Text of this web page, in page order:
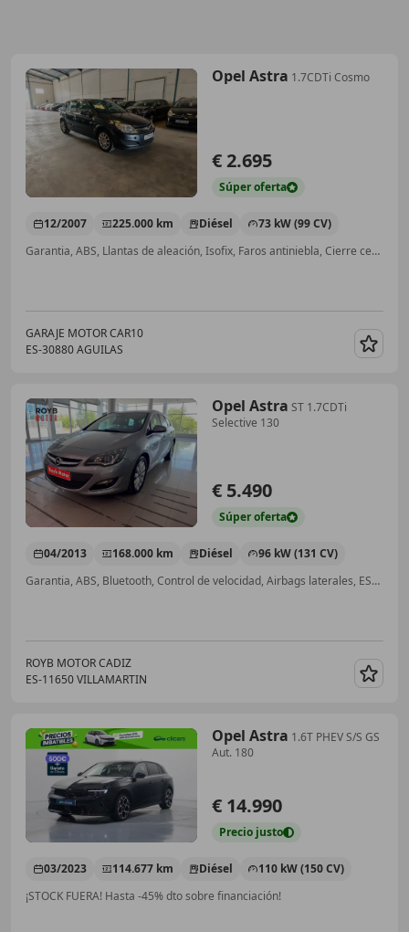
Opel Astra 1.7CDTi Cosmo
€ 2.695
Súperoferta
12/2007 225.000 km Diésel
73 kW (99 CV)
Garantia, ABS, Llantas de aleación, Isofix, Faros antiniebla, Cierre centralizado, Control de velocidad
GARAJE MOTOR CAR10
ES-30880 AGUILAS
Opel Astra ST 1.7CDTi
Selective 130
€ 5.490
Súperoferta
04/2013 168.000 km Diésel
96 kW (131 CV)
Garantia, ABS, Bluetooth, Control de velocidad, Airbags laterales, ESP, Isofix
ROYB MOTOR CADIZ
ES-11650 VILLAMARTIN
Opel Astra 1.6T PHEV S/S GS
Aut. 180
€ 14.990
Precio justo
03/2023 114.677 km Diésel
110 kW (150 CV)
¡STOCK FUERA! Hasta -45% dto sobre financiación!